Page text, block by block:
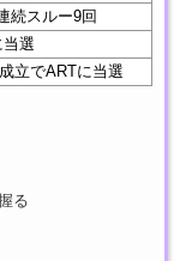
続スルー9回
選
立でARTに当選
る